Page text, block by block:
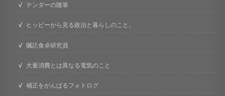
テンダーの随筆
ヒッピーから見る政治と暮らしのこと。
嘱託食卓研究員
大量消費とは異なる電気のこと
補正をがんばるフォトログ